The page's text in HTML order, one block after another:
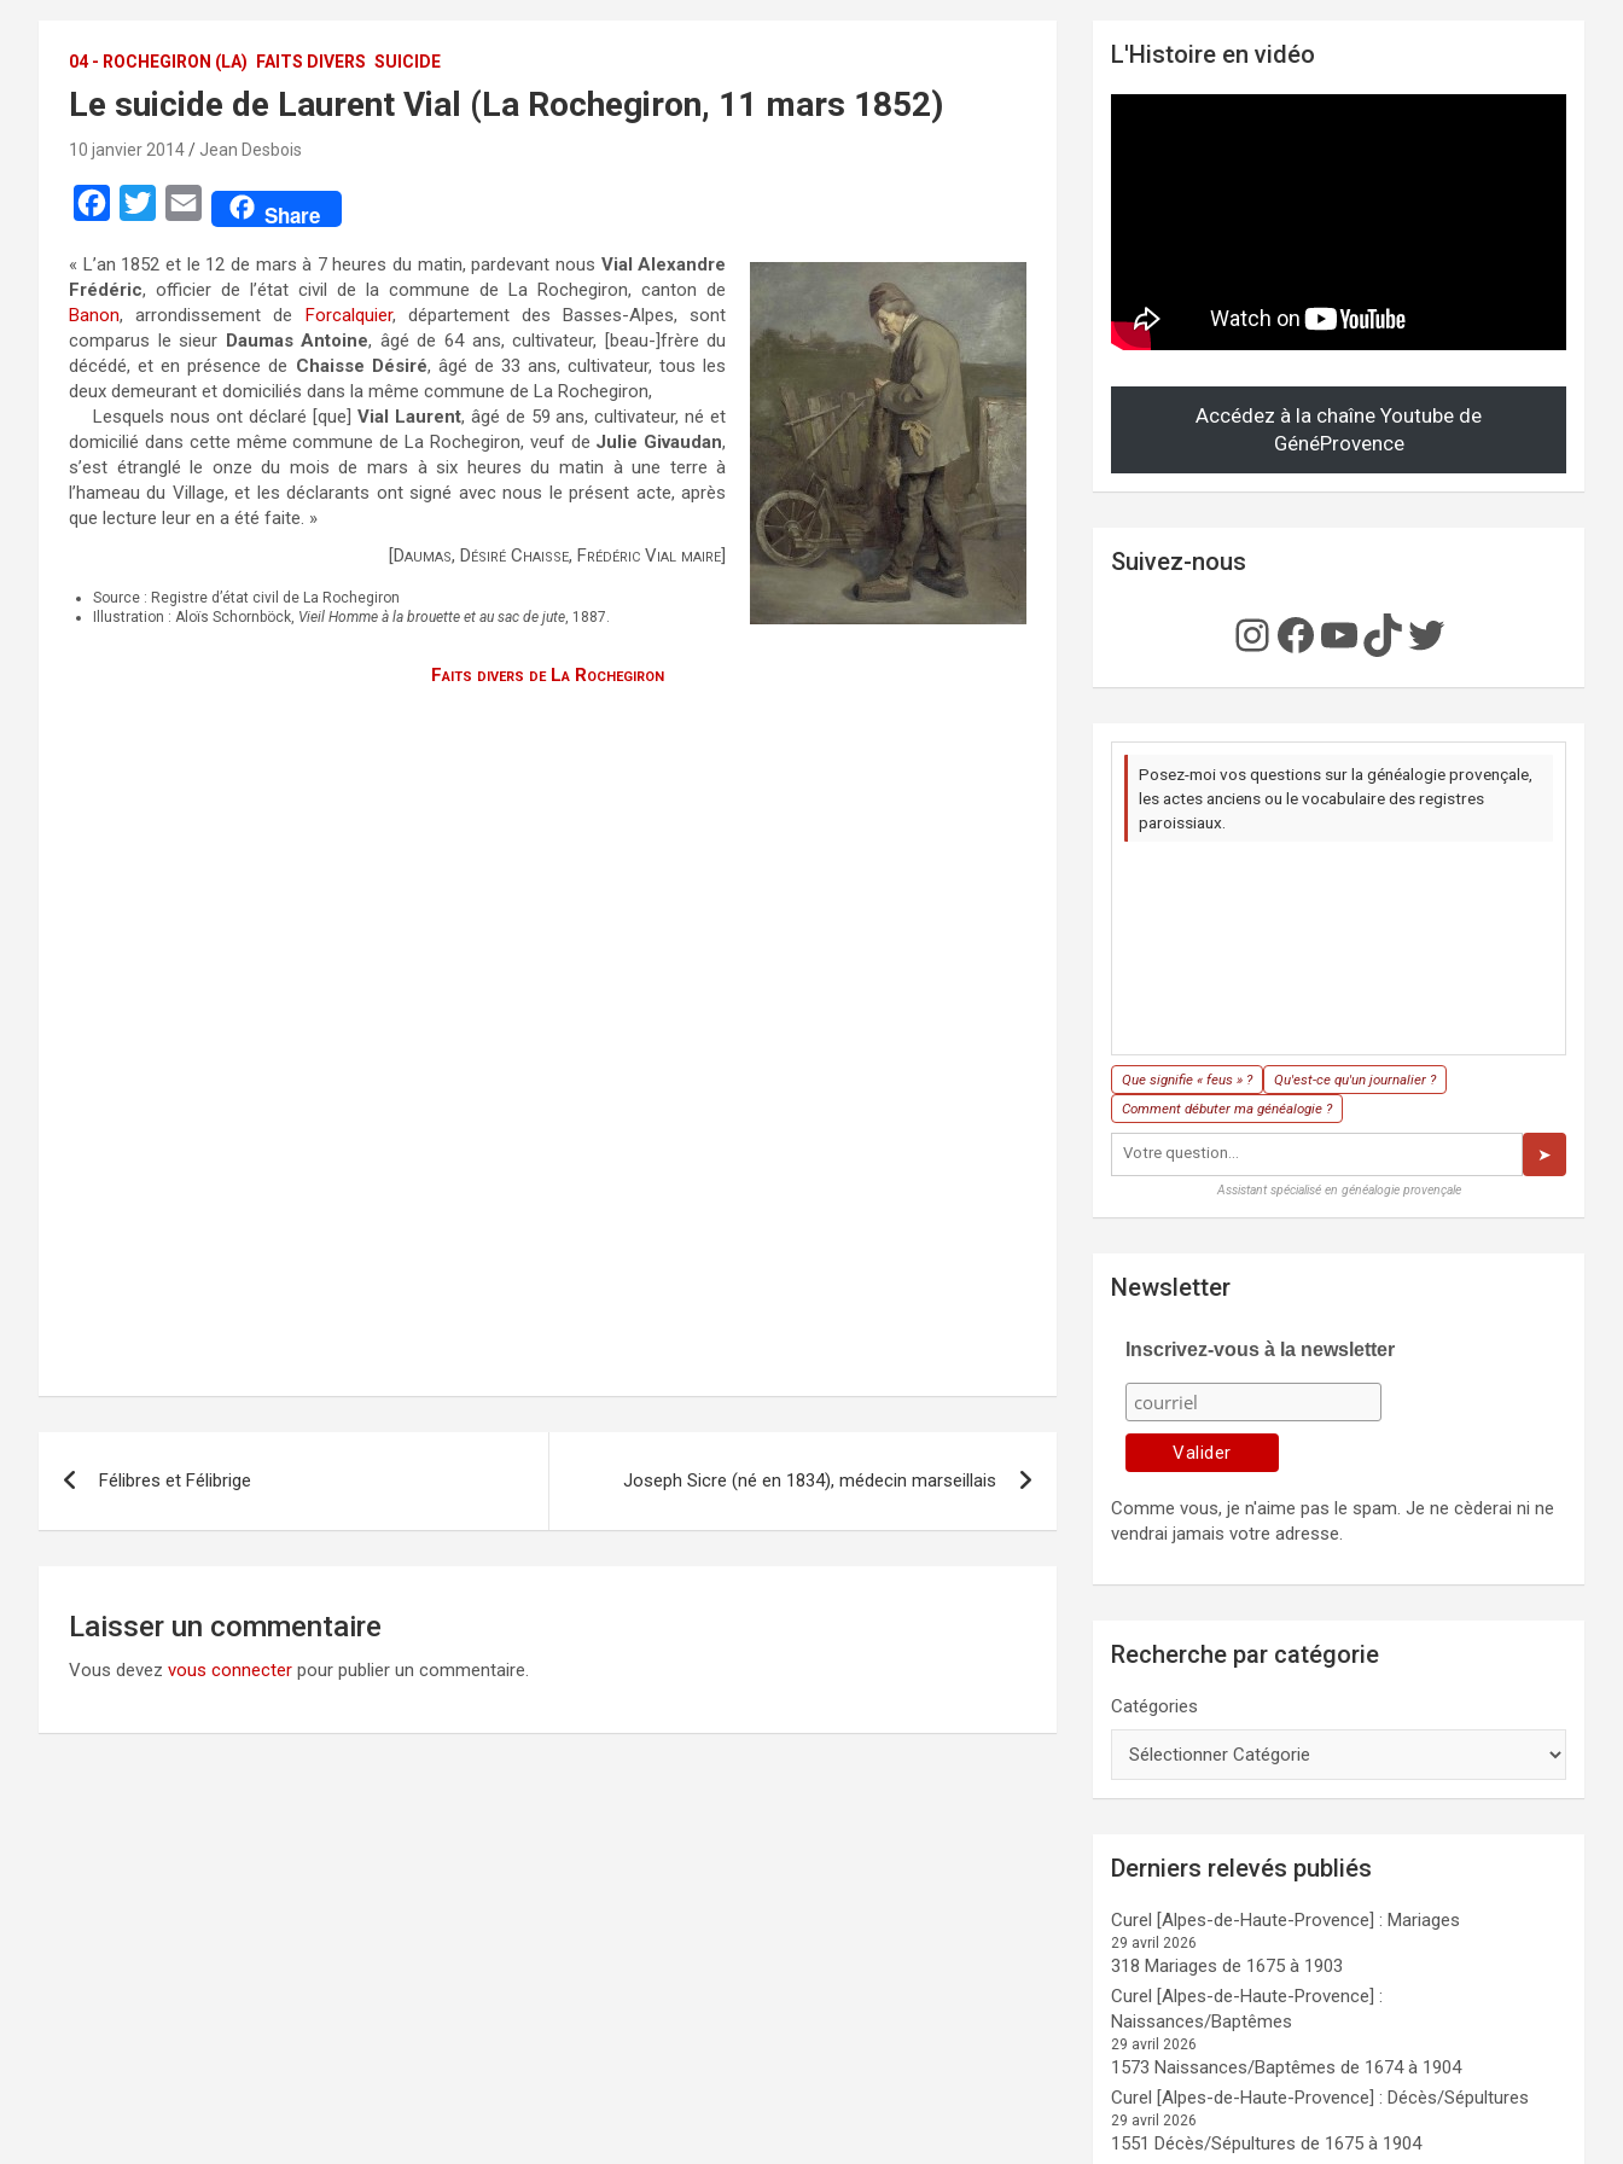
04 - ROCHEGIRON (LA) FAITS DIVERS SUICIDE
Le suicide de Laurent Vial (La Rochegiron, 11 mars 1852)
10 janvier 2014 Jean Desbois
c
e
b
o
o
k
i
t
t
e
r
E
a
i
l
Share
« L’an 1852 et le 12 de mars à 7 heures du matin, pardevant nous Vial Alexandre
Frédéric, officier de l’état civil de la commune de La Rochegiron, canton de
Banon, ar­ron­dis­se­ment de Forcalquier, dé­par­te­ment des Basses-Alpes, sont
comparus le sieur Daumas Antoine, âgé de 64 ans, cultivateur, [beau-]frère du
décédé, et en présence de Chaisse Désiré, âgé de 33 ans, cultivateur, tous les
deux demeurant et domiciliés dans la même commune de La Rochegiron,
Lesquels nous ont déclaré [que] Vial Laurent, âgé de 59 ans, cultivateur, né et
domicilié dans cette même commune de La Rochegiron, veuf de Julie Givaudan,
s’est étranglé le onze du mois de mars à six heures du matin à une terre à
l’hameau du Village, et les déclarants ont signé avec nous le présent acte, après
que lecture leur en a été faite. »
[Daumas, Désiré Chaisse, Frédéric Vial maire]
Source : Registre d’état civil de La Rochegiron
Illustration : Aloïs Schornböck, Vieil Homme à la brouette et au sac de jute, 1887.
Faits divers de La Rochegiron
Navigation
Félibres et Félibrige Joseph Sicre (né en 1834), médecin marseillais
Laisser un commentaire
Vous devez vous connecter pour publier un commentaire.
L'Histoire en vidéo
Accédez à la chaîne Youtube de
GénéProvence
Suivez-nous
Instagram
Facebook
YouTube
TikTok
Twitter
Posez-moi vos questions sur la généalogie provençale,
les actes anciens ou le vocabulaire des registres
paroissiaux.
Que signifie « feus » ?
Qu'est-ce qu'un journalier ?
Comment débuter ma généalogie ?
➤
Assistant spécialisé en généalogie provençale
Newsletter
Inscrivez-vous à la newsletter
Comme vous, je n'aime pas le spam. Je ne cèderai ni ne
vendrai jamais votre adresse.
Recherche par catégorie
Catégories
Derniers relevés publiés
Curel [Alpes-de-Haute-Provence] : Mariages
29 avril 2026
318 Mariages de 1675 à 1903
Curel [Alpes-de-Haute-Provence] :
Naissances/Baptêmes
29 avril 2026
1573 Naissances/Baptêmes de 1674 à 1904
Curel [Alpes-de-Haute-Provence] : Décès/Sépultures
29 avril 2026
1551 Décès/Sépultures de 1675 à 1904